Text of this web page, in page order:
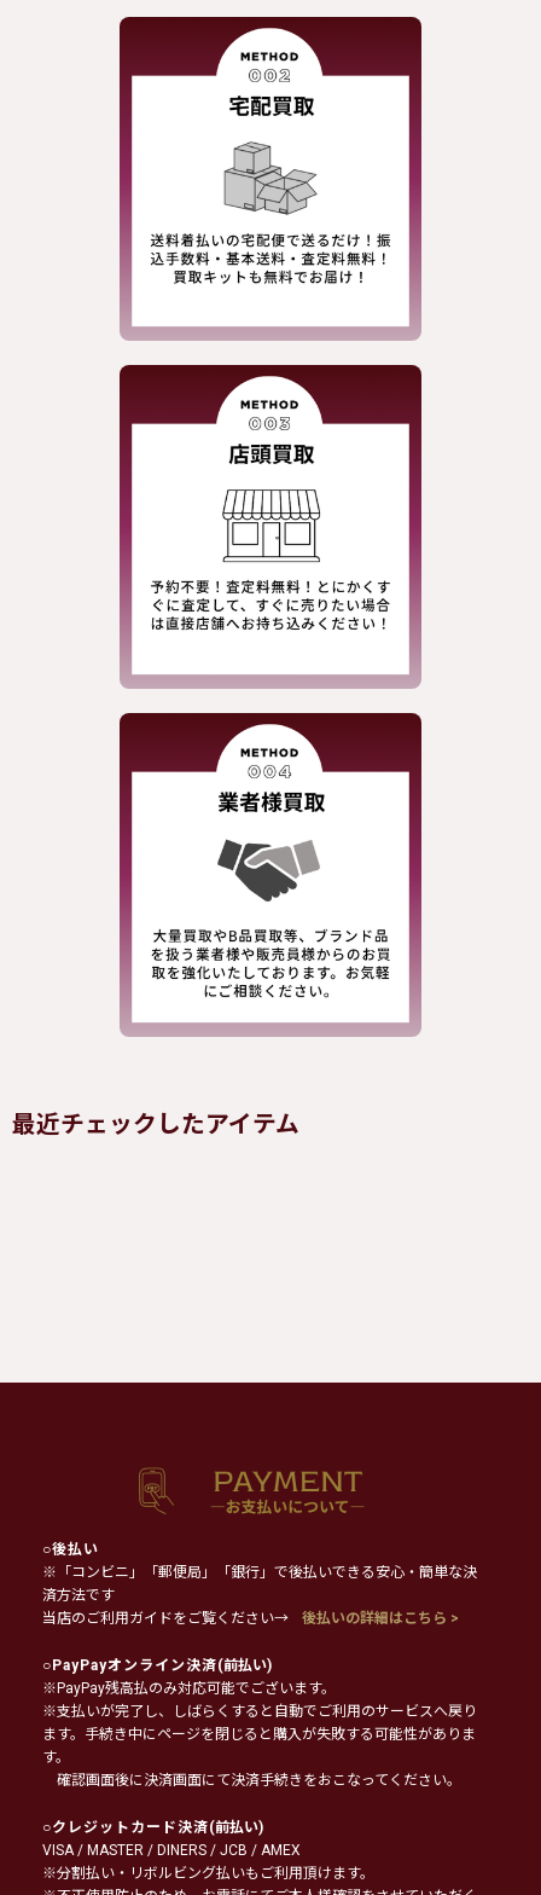
最近チェックしたアイテム
○後払い
※「コンビニ」「郵便局」「銀行」で後払いできる安心・簡単な決
済方法です
当店のご利用ガイドをご覧ください→
後払いの詳細はこちら >
○PayPayオンライン決済(前払い)
※PayPay残高払のみ対応可能でございます。
※支払いが完了し、しばらくすると自動でご利用のサービスへ戻り
ます。手続き中にページを閉じると購入が失敗する可能性がありま
す。
確認画面後に決済画面にて決済手続きをおこなってください。
○クレジットカード決済(前払い)
VISA / MASTER / DINERS / JCB / AMEX
※分割払い・リボルビング払いもご利用頂けます。